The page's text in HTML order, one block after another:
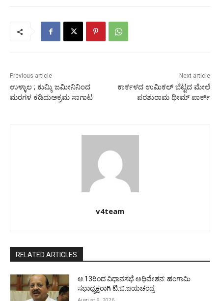
Previous article
ಉಳ್ಳಾಲ ; ಕುಮ್ಕಿ ಜಮೀನಿನಿಂದ
ಮರಗಳ ಕಡಿದುಅಕ್ರಮ ಸಾಗಾಟ
Next article
ಕಾರ್ಕಳದ ಉಮಿಕಲ್ ಬೆಟ್ಟದ ಮೇಲೆ
ಪರಶುರಾಮ ಥೀಮ್ ಪಾರ್ಕ್
v4team
RELATED ARTICLES
ಆ.13ರಿಂದ ವಿಧಾನಸಭೆ ಅಧಿವೇಶನ: ಹಂಗಾಮಿ
ಸಭಾಧ್ಯಕ್ಷರಾಗಿ ಟಿ.ಬಿ.ಜಯಚಂದ್ರ